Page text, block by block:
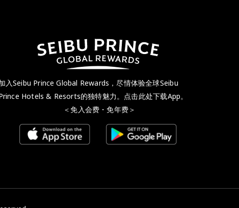
入Seibu Prince Global Rewards，尽情体验全球Seibu
Hotels & Resorts的独特魅力。点击此处下载App。
＜免入会费・免年费＞